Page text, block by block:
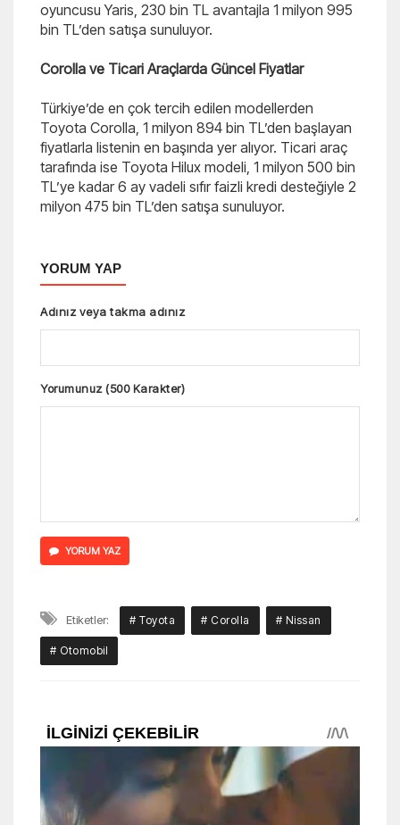
oyuncusu Yaris, 230 bin TL avantajla 1 milyon 995
bin TL’den satışa sunuluyor.
Corolla ve Ticari Araçlarda Güncel Fiyatlar
Türkiye’de en çok tercih edilen modellerden
Toyota Corolla, 1 milyon 894 bin TL’den başlayan
fiyatlarla listenin en başında yer alıyor. Ticari araç
tarafında ise Toyota Hilux modeli, 1 milyon 500 bin
TL’ye kadar 6 ay vadeli sıfır faizli kredi desteğiyle 2
milyon 475 bin TL’den satışa sunuluyor.
YORUM YAP
Adınız veya takma adınız
Yorumunuz (500 Karakter)
YORUM YAZ
Etiketler: # Toyota # Corolla # Nissan
# Otomobil